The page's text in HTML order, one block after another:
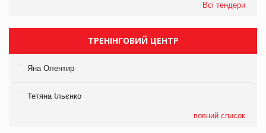
Всі тендери
ТРЕНІНГОВИЙ ЦЕНТР
Яна Олентир
Тетяна Ільєнко
повний список